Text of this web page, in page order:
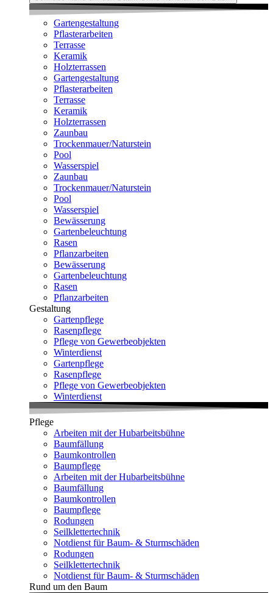
Gartengestaltung
Pflasterarbeiten
Terrasse
Keramik
Holzterrassen
Gartengestaltung
Pflasterarbeiten
Terrasse
Keramik
Holzterrassen
Zaunbau
Trockenmauer/Naturstein
Pool
Wasserspiel
Zaunbau
Trockenmauer/Naturstein
Pool
Wasserspiel
Bewässerung
Gartenbeleuchtung
Rasen
Pflanzarbeiten
Bewässerung
Gartenbeleuchtung
Rasen
Pflanzarbeiten
Gestaltung
Gartenpflege
Rasenpflege
Pflege von Gewerbeobjekten
Winterdienst
Gartenpflege
Rasenpflege
Pflege von Gewerbeobjekten
Winterdienst
Pflege
Arbeiten mit der Hubarbeitsbühne
Baumfällung
Baumkontrollen
Baumpflege
Arbeiten mit der Hubarbeitsbühne
Baumfällung
Baumkontrollen
Baumpflege
Rodungen
Seilklettertechnik
Notdienst für Baum- & Sturmschäden
Rodungen
Seilklettertechnik
Notdienst für Baum- & Sturmschäden
Rund um den Baum